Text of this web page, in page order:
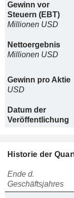
Gewinn vor
Steuern (EBT)
Millionen USD
Nettoergebnis
Millionen USD
Gewinn pro Aktie
USD
Datum der
Veröffentlichung
Historie der
Ende d.
Geschäftsjahres